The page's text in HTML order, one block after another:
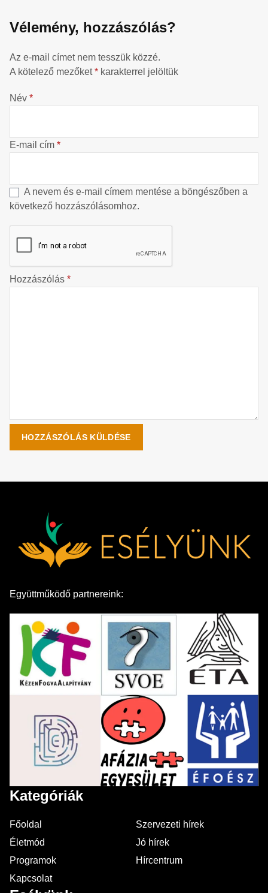
Vélemény, hozzászólás?
Az e-mail címet nem tesszük közzé.
A kötelező mezőket* karakterrel jelöltük
Név *
E-mail cím *
A nevem és e-mail címem mentése a böngészőben a
következő hozzászólásomhoz.
Hozzászólás *
Együttműködő partnereink:
Kategóriák
Főoldal
Szervezeti hírek
Életmód
Jó hírek
Programok
Hírcentrum
Kapcsolat